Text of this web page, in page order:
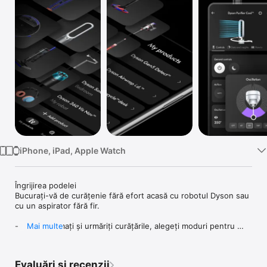
iPhone, iPad, Apple Watch
Îngrijirea podelei
Bucurați-vă de curățenie fără efort acasă cu robotul Dyson sau
cu un aspirator fără fir.
-	Programați și urmăriți curățările, alegeți moduri pentru
Mai multe